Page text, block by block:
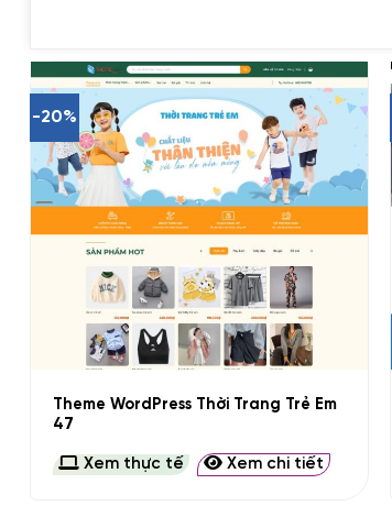
-20%
Theme WordPress Thời Trang Trẻ Em
47
Xem thực tế Xem chi tiết